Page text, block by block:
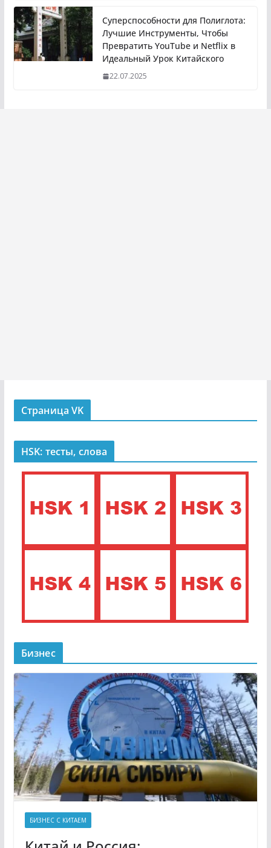
Суперспособности для Полиглота:
Лучшие Инструменты, Чтобы
Превратить YouTube и Netflix в
Идеальный Урок Китайского
22.07.2025
Страница VK
HSK: тесты, слова
Бизнес
БИЗНЕС С КИТАЕМ